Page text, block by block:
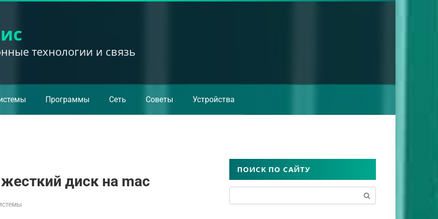
технологии и связь
Программы Сеть Советы Устройства
диск на mac
ПОИСК ПО САЙТУ